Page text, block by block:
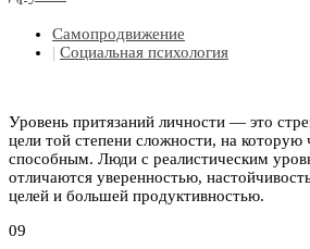
Самопродвижение
| Социальная психология
Уровень притязаний личности — это
цели той степени сложности, на которую
способным. Люди c реалистическим
отличаются уверенностью,
целей и большей продуктивностью.
09